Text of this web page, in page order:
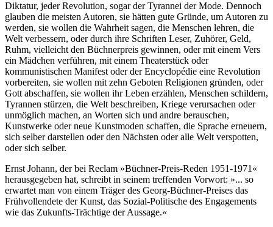
Diktatur, jeder Revolution, sogar der Tyrannei der Mode. Dennoch
glauben die meisten Autoren, sie hätten gute Gründe, um Autoren zu
werden, sie wollen die Wahrheit sagen, die Menschen lehren, die
Welt verbessern, oder durch ihre Schriften Leser, Zuhörer, Geld,
Ruhm, vielleicht den Büchnerpreis gewinnen, oder mit einem Vers
ein Mädchen verführen, mit einem Theaterstück oder
kommunistischen Manifest oder der Encyclopédie eine Revolution
vorbereiten, sie wollen mit zehn Geboten Religionen gründen, oder
Gott abschaffen, sie wollen ihr Leben erzählen, Menschen schildern,
Tyrannen stürzen, die Welt beschreiben, Kriege verursachen oder
unmöglich machen, an Worten sich und andre berauschen,
Kunstwerke oder neue Kunstmoden schaffen, die Sprache erneuern,
sich selber darstellen oder den Nächsten oder alle Welt verspotten,
oder sich selber.
Ernst Johann, der bei Reclam »Büchner-Preis-Reden 1951-1971«
herausgegeben hat, schreibt in seinem treffenden Vorwort: »... so
erwartet man von einem Träger des Georg-Büchner-Preises das
Frühvollendete der Kunst, das Sozial-Politische des Engagements
wie das Zukunfts-Trächtige der Aussage.«